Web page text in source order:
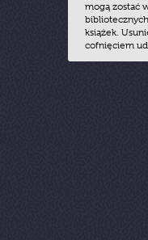
mogą zostać
książek.
cofnięciem